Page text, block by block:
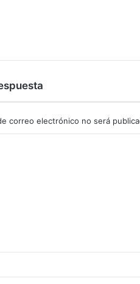
correo electrónico no será